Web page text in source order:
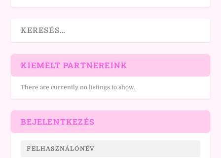
KIEMELT PARTNEREINK
There are currently no listings to show.
BEJELENTKEZÉS